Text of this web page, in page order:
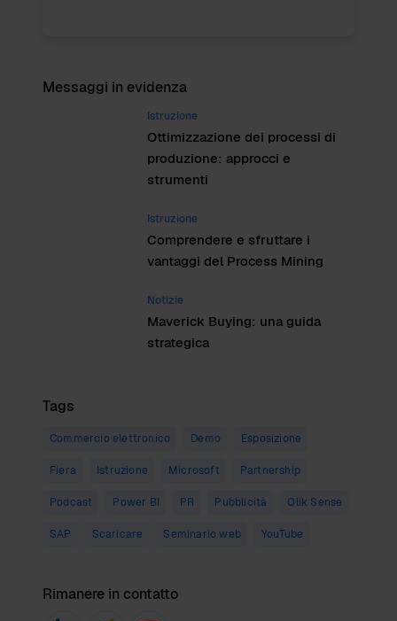
Messaggi in evidenza
Istruzione
Ottimizzazione dei processi di
produzione: approcci e
strumenti
Istruzione
Comprendere e sfruttare i
vantaggi del Process Mining
Notizie
Maverick Buying: una guida
strategica
Tags
Commercio elettronico Demo Esposizione
Fiera Istruzione Microsoft Partnership
Podcast Power BI PR Pubblicità Qlik Sense
SAP Scaricare Seminario web YouTube
Rimanere in contatto